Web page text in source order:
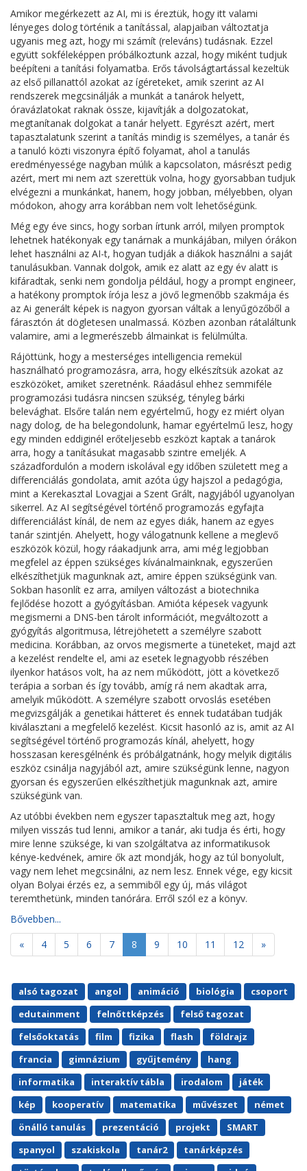
Amikor megérkezett az AI, mi is éreztük, hogy itt valami
lényeges dolog történik a tanítással, alapjaiban változtatja
ugyanis meg azt, hogy mi számít (releváns) tudásnak. Ezzel
együtt sokféleképpen próbálkoztunk azzal, hogy miként tudjuk
beépíteni a tanítási folyamatba. Erős távolságtartással kezeltük
az első pillanattól azokat az ígéreteket, amik szerint az AI
rendszerek megcsinálják a munkát a tanárok helyett,
óravázlatokat raknak össze, kijavítják a dolgozatokat,
megtanítanak dolgokat a tanár helyett. Egyrészt azért, mert
tapasztalatunk szerint a tanítás mindig is személyes, a tanár és
a tanuló közti viszonyra építő folyamat, ahol a tanulás
eredményessége nagyban múlik a kapcsolaton, másrészt pedig
azért, mert mi nem azt szerettük volna, hogy gyorsabban tudjuk
elvégezni a munkánkat, hanem, hogy jobban, mélyebben, olyan
módokon, ahogy arra korábban nem volt lehetőségünk.
Még egy éve sincs, hogy sorban írtunk arról, milyen promptok
lehetnek hatékonyak egy tanárnak a munkájában, milyen órákon
lehet használni az AI-t, hogyan tudják a diákok használni a saját
tanulásukban. Vannak dolgok, amik ez alatt az egy év alatt is
kifáradtak, senki nem gondolja például, hogy a prompt engineer,
a hatékony promptok írója lesz a jövő legmenőbb szakmája és
az Ai generált képek is nagyon gyorsan váltak a lenyűgözőből a
fárasztón át dögletesen unalmassá. Közben azonban rátaláltunk
valamire, ami a legmerészebb álmainkat is felülmúlta.
Rájöttünk, hogy a mesterséges intelligencia remekül
használható programozásra, arra, hogy elkészítsük azokat az
eszközöket, amiket szeretnénk. Ráadásul ehhez semmiféle
programozási tudásra nincsen szükség, tényleg bárki
belevághat. Elsőre talán nem egyértelmű, hogy ez miért olyan
nagy dolog, de ha belegondolunk, hamar egyértelmű lesz, hogy
egy minden eddiginél erőteljesebb eszközt kaptak a tanárok
arra, hogy a tanításukat magasabb szintre emeljék. A
századfordulón a modern iskolával egy időben született meg a
differenciálás gondolata, amit azóta úgy hajszol a pedagógia,
mint a Kerekasztal Lovagjai a Szent Grált, nagyjából ugyanolyan
sikerrel. Az AI segítségével történő programozás egyfajta
differenciálást kínál, de nem az egyes diák, hanem az egyes
tanár szintjén. Ahelyett, hogy válogatnunk kellene a meglevő
eszközök közül, hogy ráakadjunk arra, ami még legjobban
megfelel az éppen szükséges kívánalmainknak, egyszerűen
elkészíthetjük magunknak azt, amire éppen szükségünk van.
Sokban hasonlít ez arra, amilyen változást a biotechnika
fejlődése hozott a gyógyításban. Amióta képesek vagyunk
megismerni a DNS-ben tárolt információt, megváltozott a
gyógyítás algoritmusa, létrejöhetett a személyre szabott
medicina. Korábban, az orvos megismerte a tüneteket, majd azt
a kezelést rendelte el, ami az esetek legnagyobb részében
ilyenkor hatásos volt, ha az nem működött, jött a következő
terápia a sorban és így tovább, amíg rá nem akadtak arra,
amelyik működött. A személyre szabott orvoslás esetében
megvizsgálják a genetikai hátteret és ennek tudatában tudják
kiválasztani a megfelelő kezelést. Kicsit hasonló az is, amit az AI
segítségével történő programozás kínál, ahelyett, hogy
hosszasan keresgélnénk és próbálgatnánk, hogy melyik digitális
eszköz csinálja nagyjából azt, amire szükségünk lenne, nagyon
gyorsan és egyszerűen elkészíthetjük magunknak azt, amire
szükségünk van.
Az utóbbi években nem egyszer tapasztaltuk meg azt, hogy
milyen visszás tud lenni, amikor a tanár, aki tudja és érti, hogy
mire lenne szüksége, ki van szolgáltatva az informatikusok
kénye-kedvének, amire ők azt mondják, hogy az túl bonyolult,
vagy nem lehet megcsinálni, az nem lesz. Ennek vége, egy kicsit
olyan Bolyai érzés ez, a semmiből egy új, más világot
teremthetünk, minden tanórára. Erről szól ez a könyv.
Bővebben...
«
4 5 6 7 8 9 10 11 12 »
alsó tagozat angol animáció biológia
csoport
edutainment
felnőttképzés
felső tagozat
felsőoktatás
film fizika flash
földrajz
francia
gimnázium gyűjtemény
hang
informatika
interaktív tábla irodalom
játék
kép
kooperatív matematika művészet
német
önálló tanulás
prezentáció projekt
SMART
spanyol
szakiskola tanár2
tanárképzés